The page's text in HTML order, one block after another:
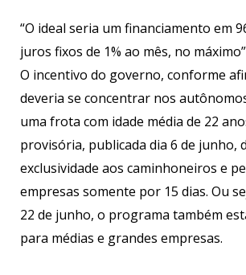
“O ideal seria um financiamento em
juros fixos de 1% ao mês, no
O incentivo do governo, conforme
deveria se concentrar nos
uma frota com idade média de 22
provisória, publicada dia 6 de junho,
exclusividade aos caminhoneiros e
empresas somente por 15 dias. Ou
22 de junho, o programa também
para médias e grandes empresas.